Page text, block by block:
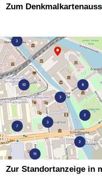
Zum
Zur Standortanzeige in